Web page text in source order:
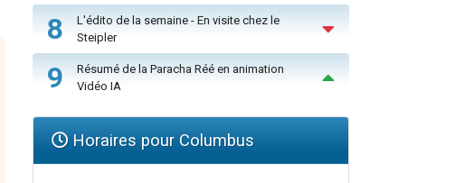
8
L'édito de la semaine - En visite chez le
Steipler
9
Résumé de la Paracha Réé en animation
Vidéo IA
Horaires pour Columbus